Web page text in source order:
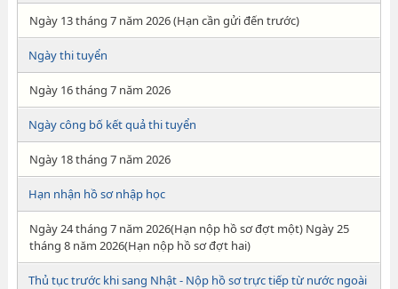
Ngày 13 tháng 7 năm 2026 (Hạn cần gửi đến trước)
Ngày thi tuyển
Ngày 16 tháng 7 năm 2026
Ngày công bố kết quả thi tuyển
Ngày 18 tháng 7 năm 2026
Hạn nhận hồ sơ nhập học
Ngày 24 tháng 7 năm 2026(Hạn nộp hồ sơ đợt một) Ngày 25
tháng 8 năm 2026(Hạn nộp hồ sơ đợt hai)
Thủ tục trước khi sang Nhật - Nộp hồ sơ trực tiếp từ nước ngoài